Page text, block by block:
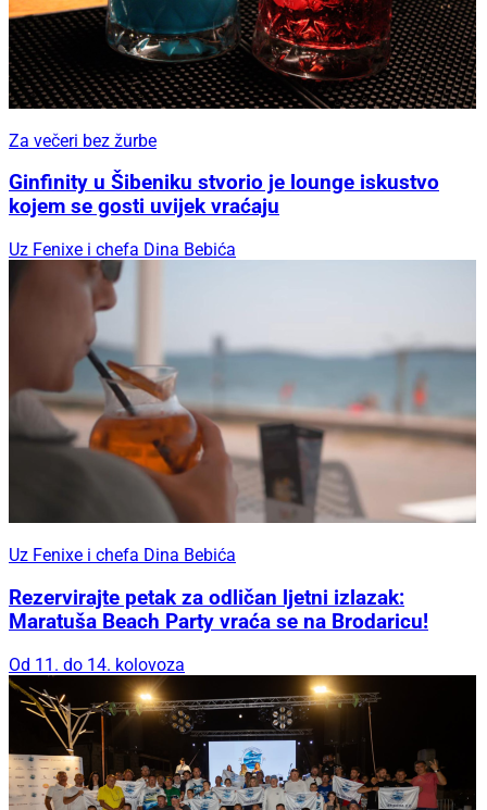
Za večeri bez žurbe
Ginfinity u Šibeniku stvorio je lounge iskustvo
kojem se gosti uvijek vraćaju
Uz Fenixe i chefa Dina Bebića
Uz Fenixe i chefa Dina Bebića
Rezervirajte petak za odličan ljetni izlazak:
Maratuša Beach Party vraća se na Brodaricu!
Od 11. do 14. kolovoza